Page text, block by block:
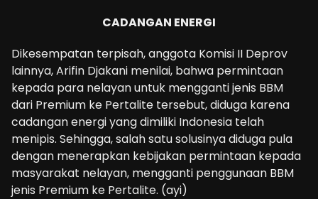
CADANGAN ENERGI
Dikesempatan terpisah, anggota Komisi II Deprov
lainnya, Arifin Djakani menilai, bahwa permintaan
kepada para nelayan untuk mengganti jenis BBM
dari Premium ke Pertalite tersebut, diduga karena
cadangan energi yang dimiliki Indonesia telah
menipis. Sehingga, salah satu solusinya diduga pula
dengan menerapkan kebijakan permintaan kepada
masyarakat nelayan, mengganti penggunaan BBM
jenis Premium ke Pertalite. (ayi)